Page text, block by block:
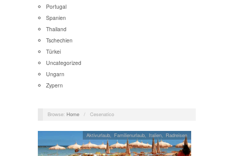
Portugal
Spanien
Thailand
Tschechien
Türkei
Uncategorized
Ungarn
Zypern
Browse: Home / Cesenatico
Aktivurlaub,Familienurlaub, Italien, Radreisen